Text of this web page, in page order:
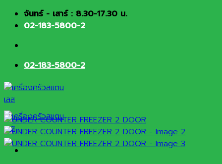
Skip จันทร์ - เสาร์ : 8.30-17.30 น.
02-183-5800-2
02-183-5800-2